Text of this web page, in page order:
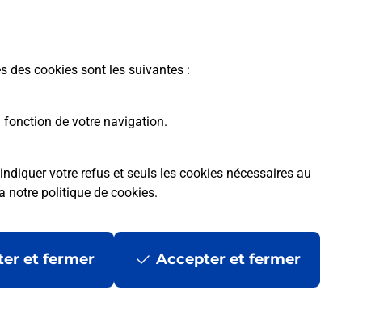
des cookies sont les suivantes :
fonction de votre navigation.
votre refus et seuls les cookies nécessaires au
notre politique de cookies.
et fermer Accepter et fermer
Mentions légales Données personnelles et cookies